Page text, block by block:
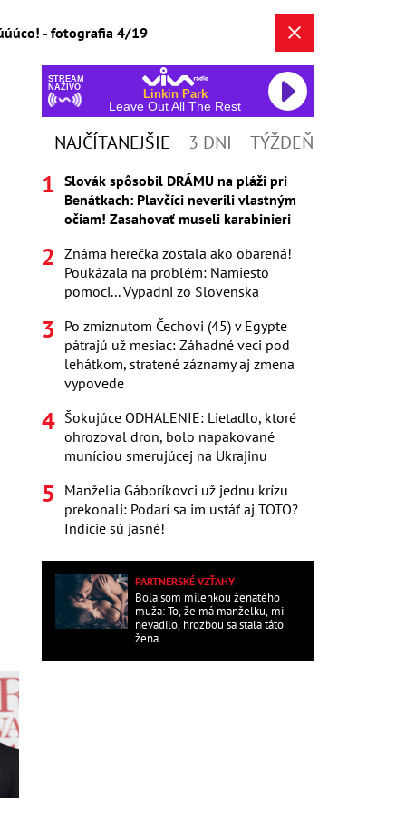
- fotografia 4/19
STREAM
NAŽIVO
Linkin Park
Leave Out All The Rest
NAJČÍTANEJŠIE 3 DNI TÝŽDEŇ
Slovák spôsobil DRÁMU na pláži pri
Benátkach: Plavčíci neverili vlastným
očiam! Zasahovať museli karabinieri
Známa herečka zostala ako obarená!
Poukázala na problém: Namiesto
pomoci... Vypadni zo Slovenska
Po zmiznutom Čechovi (45) v Egypte
pátrajú už mesiac: Záhadné veci pod
lehátkom, stratené záznamy aj zmena
vypovede
Šokujúce ODHALENIE: Lietadlo, ktoré
ohrozoval dron, bolo napakované
muníciou smerujúcej na Ukrajinu
Manželia Gáboríkovci už jednu krízu
prekonali: Podarí sa im ustáť aj TOTO?
Indície sú jasné!
PARTNERSKÉ VZŤAHY
Bola som milenkou ženatého
muža: To, že má manželku, mi
nevadilo, hrozbou sa stala táto
žena